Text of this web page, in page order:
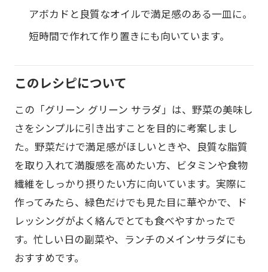
アボカドと良質なオイルで満足感のある一皿に。
短時間で作れて作り置きにも向いています。
このレシピについて
この「グリーン グリーン サラダ」は、野菜の美味し
さをシンプルに引き出すことを目的に考案しまし
た。野菜だけで満足感がほしいときや、良質な脂質
を取り入れて満腹感を高めたい方、ビタミンや食物
繊維をしっかり摂りたい方に向いています。実際に
作ってみたら、緑色だけでも見た目に華やかで、ド
レッシングがよく絡んでとても食べやすかったで
す。忙しい日の副菜や、ランチのメインサラダにも
おすすめです。